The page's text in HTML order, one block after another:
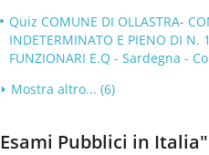
Quiz COMUNE DI OLLASTRA-
INDETERMINATO E PIENO DI N.
FUNZIONARI E.Q - Sardegna -
Mostra altro... (6)
Esami Pubblici in